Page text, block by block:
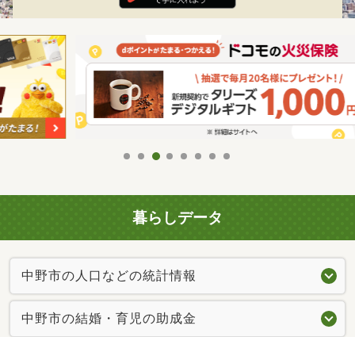
暮らしデータ
中野市の人口などの統計情報
中野市の結婚・育児の助成金